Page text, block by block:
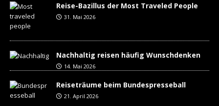
Reise-Bazillus der Most Traveled People
31. Mai 2026
Nachhaltig reisen häufig Wunschdenken
14. Mai 2026
Reiseträume beim Bundespresseball
21. April 2026